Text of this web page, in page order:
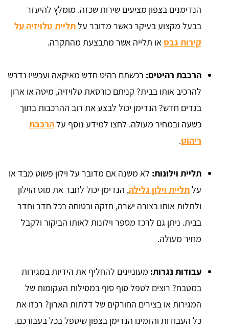
הנדימנים בצפון מציעים שירות שכזה. מומלץ להיעזר
בבעל מקצוע בעיקר כאשר מדובר עלתליית טלויזיה על
קירות גבסאו תלייה אשר מתבצעת מהתקרה.
הרכבת רהיטים: רכשתם רהיט חדש מאיקאה ועכשיו נדרש
להרכיב אותו בבית? קניתם כורסאת טלויזיה, מיטה או ארון
בגדים חדש? הנדימן יכול לבצע את רוב ההרכבות בתוך
כשעה ובמחיר מעולה. לחצו למידע נוסף עלהרכבת
ריהוט.
תליית וילונות: לא משנה אם מדובר על וילון פשוט מבד או
עלתליית וילון גלילה, הנדימן יכול לחבר את מוט הוילון
ולתלות אותו בצורה ישרה, חזקה ובטוחה בכל חדר וחדר
בבית. ניתן גם לרכז מספר וילונות לאותו הביקור ולקבל
מחיר מעולה.
עבודות נגרות: מעוניינים להחליף את הידיות במגירות
במטבח? רוצים לטפל סוף סוף במסילות העקומות של
המגירות או בצירים החורקים של דלתות הארון? רכזו את
כל העבודות והזמינו הנדימן בצפון שיטפל בכל בעבורכם.